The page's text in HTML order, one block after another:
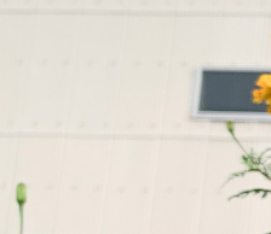
私た
名
会社
会
拠
事業